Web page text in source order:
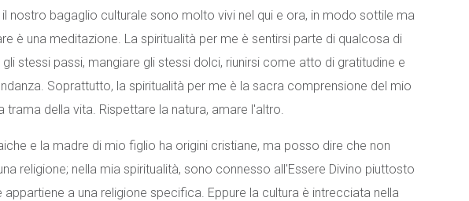
nostro bagaglio culturale sono molto vivi nel qui e ora, in modo sottile ma
è una meditazione. La spiritualità per me è sentirsi parte di qualcosa di
gli stessi passi, mangiare gli stessi dolci, riunirsi come atto di gratitudine e
Soprattutto, la spiritualità per me è la sacra comprensione del mio
trama della vita. Rispettare la natura, amare l'altro.
e la madre di mio figlio ha origini cristiane, ma posso dire che non
religione; nella mia spiritualità, sono connesso all'Essere Divino piuttosto
appartiene a una religione specifica. Eppure la cultura è intrecciata nella